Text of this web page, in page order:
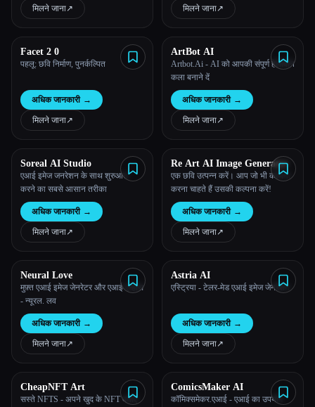
लिए कई तरह की सुविधाएँ प्रदान करता
है।
मिलने जाना↗︎ मिलने जाना↗︎
Facet 2 0
पहलू: छवि निर्माण, पुनर्कल्पित
अधिक जानकारी →
मिलने जाना↗︎
ArtBot AI
Artbot.Ai - AI को आपकी संपूर्ण हेलोवीन
कला बनाने दें
अधिक जानकारी →
मिलने जाना↗︎
Soreal AI Studio
एआई इमेज जनरेशन के साथ शुरुआत
करने का सबसे आसान तरीका
अधिक जानकारी →
मिलने जाना↗︎
Re Art AI Image Generator
एक छवि उत्पन्न करें। आप जो भी कल्पना
करना चाहते हैं उसकी कल्पना करें!
अधिक जानकारी →
मिलने जाना↗︎
Neural Love
मुफ़्त एआई इमेज जेनरेटर और एआई एन्हांस
- न्यूरल. लव
अधिक जानकारी →
मिलने जाना↗︎
Astria AI
एस्ट्रिया - टेलर-मेड एआई इमेज जेनरेशन
अधिक जानकारी →
मिलने जाना↗︎
CheapNFT Art
सस्ते NFTS - अपने खुद के NFT बनाएं
ComicsMaker AI
कॉमिक्समेकर.एआई - एआई का उपयोग